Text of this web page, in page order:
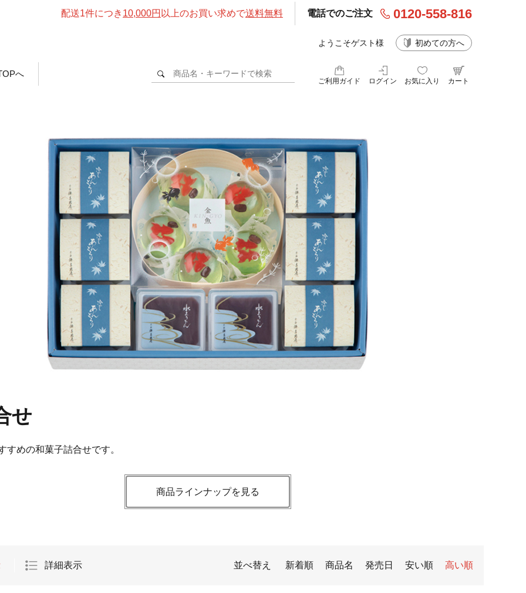
配送1件につき 10,000円 以上のお買い求めで送料無料 電話でのご注文 0120-558-816
ようこそゲスト様 初めての方へ
へ
ご利用ガイド ログイン お気に入り カート
せ
すめの和菓子詰合せです。
商品ラインナップを見る
詳細表示 並べ替え 新着順 商品名 発売日 安い順 高い順